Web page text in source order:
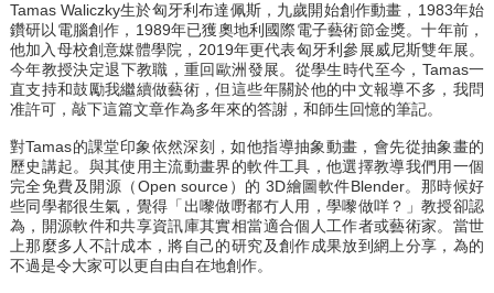
Tamas Waliczky生於匈牙利布達佩斯，九歲開始創作動畫，1983年始
鑽研以電腦創作，1989年已獲奧地利國際電子藝術節金獎。十年前，
他加入母校創意媒體學院，2019年更代表匈牙利參展威尼斯雙年展。
今年教授決定退下教職，重回歐洲發展。從學生時代至今，Tamas一
直支持和鼓勵我繼續做藝術，但這些年關於他的中文報導不多，我問
准許可，敲下這篇文章作為多年來的答謝，和師生回憶的筆記。
對Tamas的課堂印象依然深刻，如他指導抽象動畫，會先從抽象畫的
歷史講起。與其使用主流動畫界的軟件工具，他選擇教導我們用一個
完全免費及開源（Open source）的 3D繪圖軟件Blender。那時候好
些同學都很生氣，覺得「出嚟做嘢都冇人用，學嚟做咩？」教授卻認
為，開源軟件和共享資訊庫其實相當適合個人工作者或藝術家。當世
上那麼多人不計成本，將自己的研究及創作成果放到網上分享，為的
不過是令大家可以更自由自在地創作。